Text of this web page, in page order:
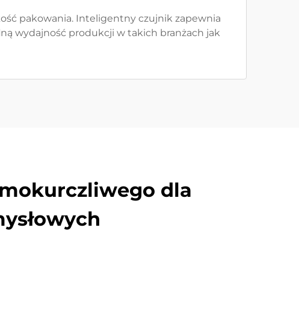
pakowania. Inteligentny czujnik zapewnia
wydajność produkcji w takich branżach jak
dla